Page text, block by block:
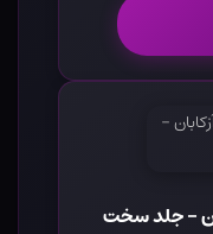
- جلد سخت